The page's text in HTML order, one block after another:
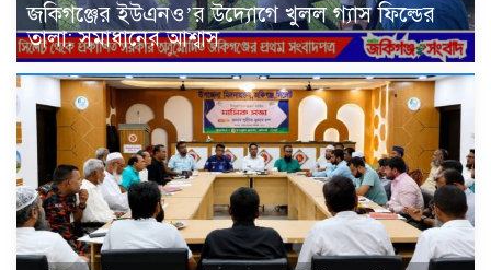
জকিগঞ্জের ইউএনও’র উদ্যোগে খুলল গ্যাস ফিল্ডের
তালা: সমাধানের আশ্বাস